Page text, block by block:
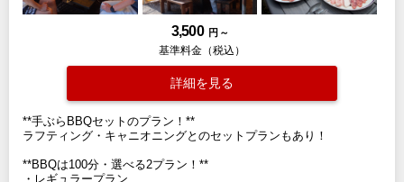
3,500 円 ～
基準料金（税込）
詳細を見る
**手ぶらBBQセットのプラン！**
ラフティング・キャニオニングとのセットプランもあり！
**BBQは100分・選べる2プラン！**
・レギュラープラン